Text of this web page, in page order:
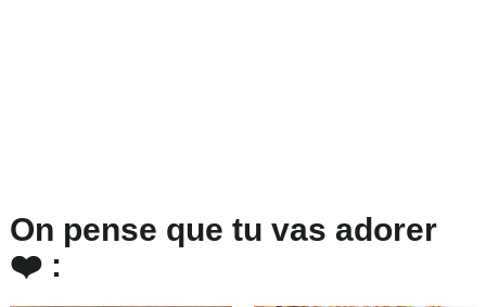
On pense que tu vas adorer
❤️ :